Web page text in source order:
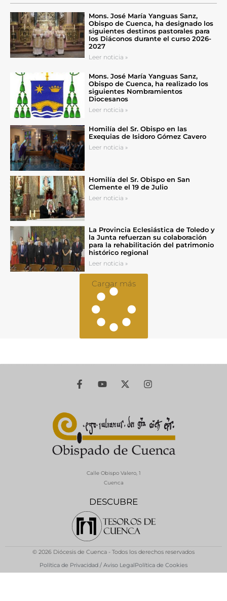
Mons. José María Yanguas Sanz,
Obispo de Cuenca, ha designado los
siguientes destinos pastorales para
los Diáconos durante el curso 2026-
2027
Leer noticia »
Mons. José María Yanguas Sanz,
Obispo de Cuenca, ha realizado los
siguientes Nombramientos
Diocesanos
Leer noticia »
Homilía del Sr. Obispo en las
Exequias de Isidoro Gómez Cavero
Leer noticia »
Homilía del Sr. Obispo en San
Clemente el 19 de Julio
Leer noticia »
La Provincia Eclesiástica de Toledo y
la Junta refuerzan su colaboración
para la rehabilitación del patrimonio
histórico regional
Leer noticia »
Cargar más
DESCUBRE
Calle Obispo Valero, 1
Cuenca
© 2026 Diócesis de Cuenca - Todos los derechos reservados
Política de Privacidad / Aviso LegalPolítica de Cookies